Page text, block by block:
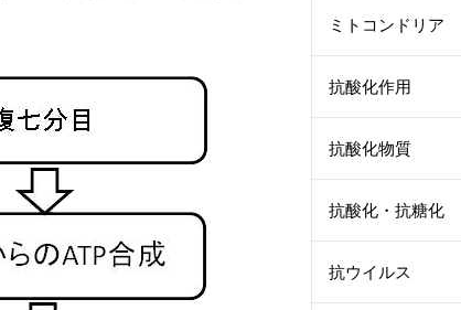
ミトコンドリア
抗酸化作用
抗酸化物質
抗酸化・抗糖化
抗ウイルス